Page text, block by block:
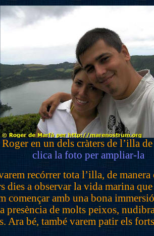
en un dels cràters de l’illa
clica la foto per ampliar-la
recórrer tota l’illa, de
dies a observar la vida marina
començar amb una bona
presència de molts peixos,
Ara bé, també varem patir els